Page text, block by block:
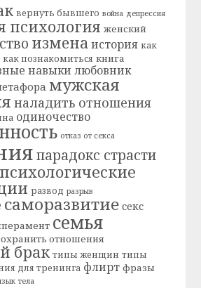
вернуть бывшего война депрессия
психология женский
измена история как
как познакомиться книга
навыки любовник
мужская
наладить отношения
одиночество
отказ от секса
парадокс страсти
психологические
развод разрыв
саморазвитие секс
семья
отношения
брак типы женщин типы
для тренинга флирт фразы
тела